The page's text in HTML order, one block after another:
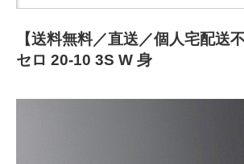
【送料無料／直送／個人宅配送
セロ 20-10 3S W 身